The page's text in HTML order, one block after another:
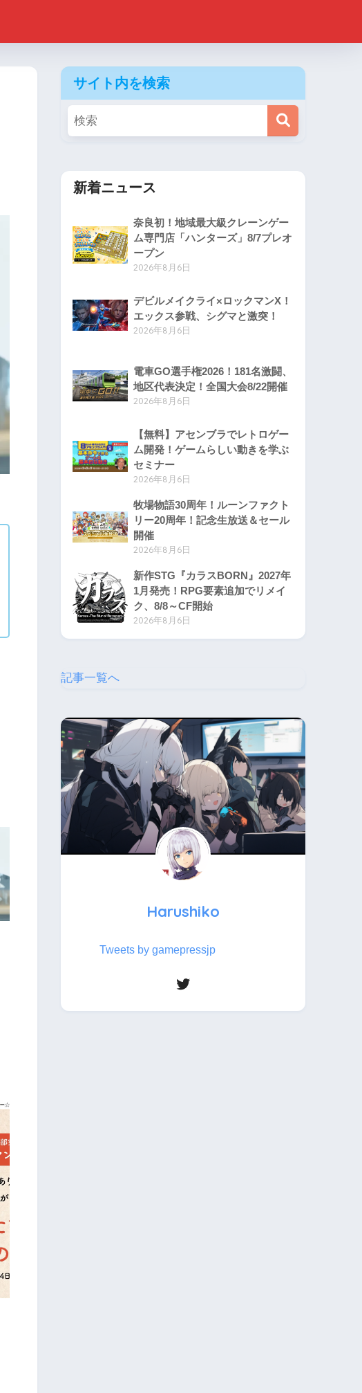
サイト内を検索
新着ニュース
奈良初！地域最大級クレーンゲー
ム専門店「ハンターズ」8/7プレオ
ープン
2026年8月6日
デビルメイクライ×ロックマンX！
エックス参戦、シグマと激突！
2026年8月6日
電車GO選手権2026！181名激闘、
地区代表決定！全国大会8/22開催
2026年8月6日
【無料】アセンブラでレトロゲー
ム開発！ゲームらしい動きを学ぶ
セミナー
2026年8月6日
牧場物語30周年！ルーンファクト
リー20周年！記念生放送＆セール
開催
2026年8月6日
新作STG『カラスBORN』2027年
1月発売！RPG要素追加でリメイ
ク、8/8～CF開始
2026年8月6日
記事一覧へ
Harushiko
Tweets by gamepressjp